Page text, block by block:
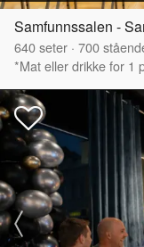
Samfunnssalen -
640seter · 700
*Mat eller drikke for 1